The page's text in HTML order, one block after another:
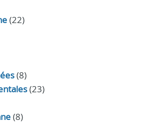
(22)
(8)
(23)
(8)